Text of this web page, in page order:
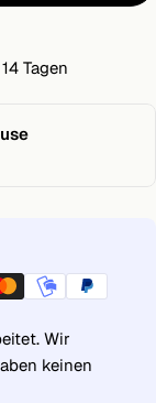
Tagen
Wir
keinen